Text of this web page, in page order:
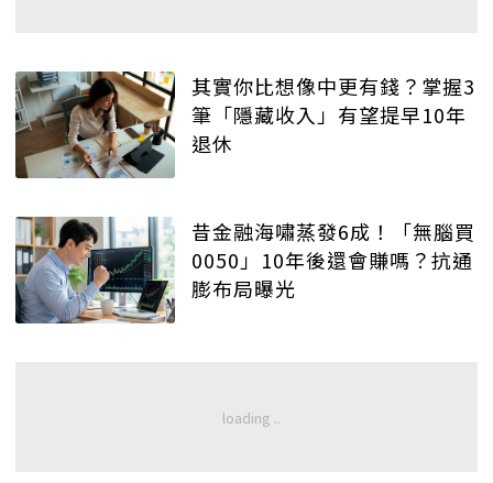
其實你比想像中更有錢？掌握3
筆「隱藏收入」有望提早10年
退休
昔金融海嘯蒸發6成！「無腦買
0050」10年後還會賺嗎？抗通
膨布局曝光